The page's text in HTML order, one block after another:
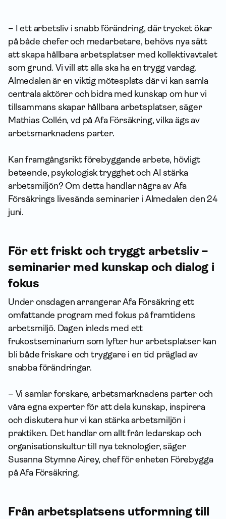
– I ett arbetsliv i snabb förändring, där trycket ökar
på både chefer och medarbetare, behövs nya sätt
att skapa hållbara arbetsplatser med kollektivavtalet
som grund. Vi vill att alla ska ha en trygg vardag.
Almedalen är en viktig mötesplats där vi kan samla
centrala aktörer och bidra med kunskap om hur vi
tillsammans skapar hållbara arbetsplatser, säger
Mathias Collén, vd på Afa Försäkring, vilka ägs av
arbetsmarknadens parter.
Kan framgångsrikt förebyggande arbete, hövligt
beteende, psykologisk trygghet och AI stärka
arbetsmiljön? Om detta handlar några av Afa
Försäkrings livesända seminarier i Almedalen den 24
juni.
För ett friskt och tryggt arbetsliv –
seminarier med kunskap och dialog i
fokus
Under onsdagen arrangerar Afa Försäkring ett
omfattande program med fokus på framtidens
arbetsmiljö. Dagen inleds med ett
frukostseminarium som lyfter hur arbetsplatser kan
bli både friskare och tryggare i en tid präglad av
snabba förändringar.
– Vi samlar forskare, arbetsmarknadens parter och
våra egna experter för att dela kunskap, inspirera
och diskutera hur vi kan stärka arbetsmiljön i
praktiken. Det handlar om allt från ledarskap och
organisationskultur till nya teknologier, säger
Susanna Stymne Airey, chef för enheten Förebygga
på Afa Försäkring.
Från arbetsplatsens utformning till